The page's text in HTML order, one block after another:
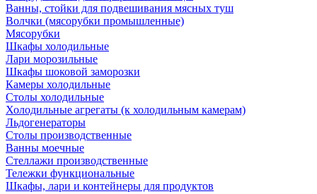
Ванны, стойки для подвешивания мясных туш
Волчки (мясорубки промышленные)
Мясорубки
Шкафы холодильные
Лари морозильные
Шкафы шоковой заморозки
Камеры холодильные
Столы холодильные
Холодильные агрегаты (к холодильным камерам)
Льдогенераторы
Столы производственные
Ванны моечные
Стеллажи производственные
Тележки функциональные
Шкафы, лари и контейнеры для продуктов